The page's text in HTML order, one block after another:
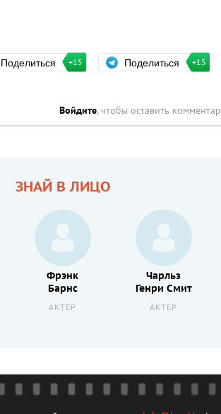
Поделиться +15 Поделиться +15
Войдите, чтобы оставить
ЗНАЙ В ЛИЦО
Фрэнк
Барнс
АКТЕР
Чарльз
Генри Смит
АКТЕР